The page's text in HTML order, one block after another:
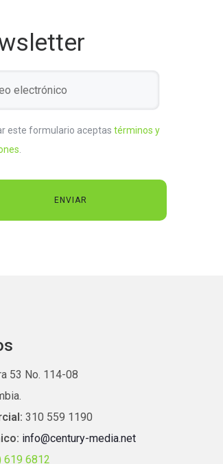
este formulario aceptas términos y
53 No. 114-08
310 559 1190
info@century-media.net
619 6812